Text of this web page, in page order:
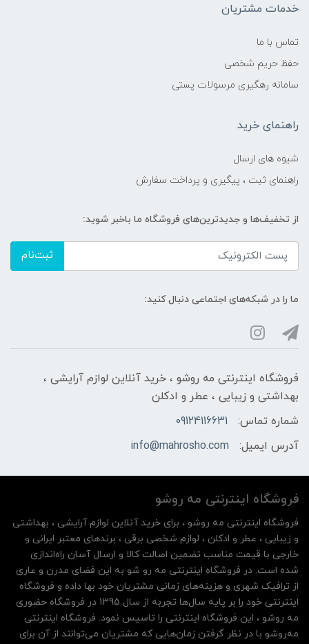
خدمات مشتریان
تماس با ما
حفظ حریم شخصی
سامانه رهگیری مرسولات پستی
راهنمای خرید
شیوه های ارسال
راهنمای ثبت ، پیگیری و پرداخت سفارش
از تخفیف‌ها و جدیدترین‌های فروشگاه ما باخبر شوید:
ثبت‌نام
ما را در شبکه‌های اجتماعی دنبال کنید:
فروشگاه اینترنتی مه‌ رو‌شو ، خرید آنلاین لوازم آرایشی ،
بهداشتی و زیبایی ، عطر و ادکلن
شماره تماس:
09124116631
آدرس ایمیل:
info@mahrosho.com
فروشگاه اینترنتی مه‌ رو‌شو
فروشگاه اینترنتی مه‌ رو‌شو ، برای خرید آنلاین لوازم آرایشی ، بهداشتی
و زیبایی ، عطر و ادکلن ، لوازم شخصی برقی ، برندهای معتبر ایرانی و
خارجی با قیمت مناسب تضمین اصالت کالا و ارسال آسان راه‌اندازی
شده است. در فروشگاه اینترنتی مه رو شو به این فضای مدرن و عاری
از ترافیک شهری و هزینه‌های زمانی مشتریان خود بها داده و فروشگاه
اینترنتی خود را بر پایه سال‌ها تجربه از سال 1395 در فروشگاه حضوری
مه روشو ، این فروشگاه اینترنتی را تاسیس نمود. فروشگاه اینترنتی
مه‌رو‌شو با در نظر گرفتن زمان‌هایی که مشتریان می‌توانند از آن‌ برای